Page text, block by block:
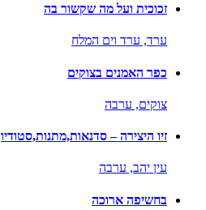
זכוכית ועל מה שקשור בה
ערד, ערד וים המלח
כפר האמנים בצוקים
צוקים, ערבה
זיו היצירה – סדנאות,מתנות,סטודיו
עין יהב, ערבה
בחשיפה ארוכה